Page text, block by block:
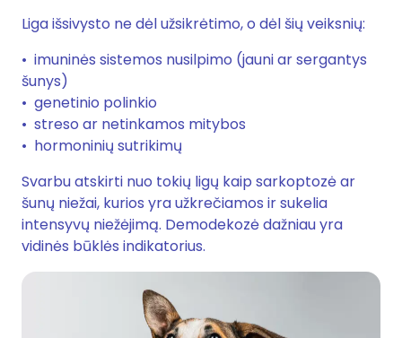
Liga išsivysto ne dėl užsikrėtimo, o dėl šių veiksnių:
imuninės sistemos nusilpimo (jauni ar sergantys
šunys)
genetinio polinkio
streso ar netinkamos mitybos
hormoninių sutrikimų
Svarbu atskirti nuo tokių ligų kaip sarkoptozė ar
šunų niežai, kurios yra užkrečiamos ir sukelia
intensyvų niežėjimą. Demodekozė dažniau yra
vidinės būklės indikatorius.